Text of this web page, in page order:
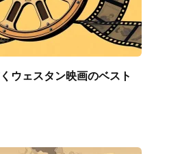
ウェスタン映画のベスト